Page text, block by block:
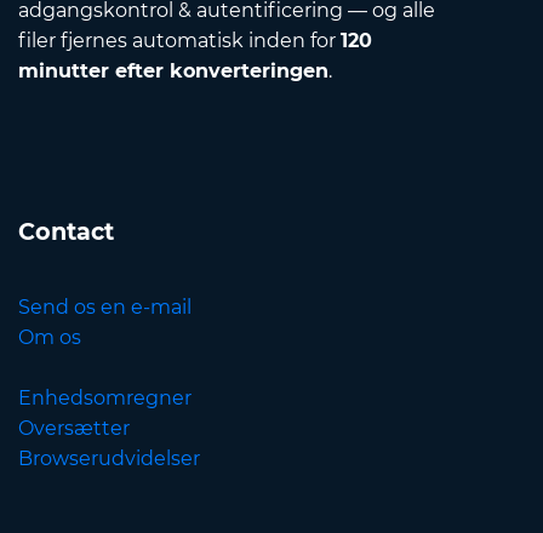
adgangskontrol & autentificering — og alle
filer fjernes automatisk inden for 120
minutter efter konverteringen.
Contact
Send os en e-mail
Om os
Enhedsomregner
Oversætter
Browserudvidelser